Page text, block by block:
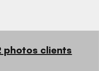
photos clients